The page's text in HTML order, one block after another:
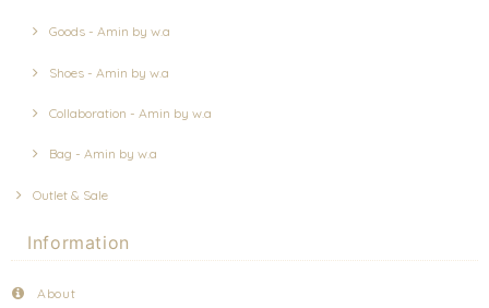
Goods - Amin by w.a
Shoes - Amin by w.a
Collaboration - Amin by w.a
Bag - Amin by w.a
Outlet & Sale
Information
About